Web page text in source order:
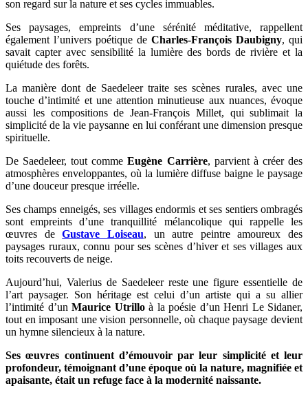
son regard sur la nature et ses cycles immuables.
Ses paysages, empreints d’une sérénité méditative, rappellent
également l’univers poétique de Charles-François Daubigny, qui
savait capter avec sensibilité la lumière des bords de rivière et la
quiétude des forêts.
La manière dont de Saedeleer traite ses scènes rurales, avec une
touche d’intimité et une attention minutieuse aux nuances, évoque
aussi les compositions de Jean-François Millet, qui sublimait la
simplicité de la vie paysanne en lui conférant une dimension presque
spirituelle.
De Saedeleer, tout commeEugène Carrière, parvient à créer des
atmosphères enveloppantes, où la lumière diffuse baigne le paysage
d’une douceur presque irréelle.
Ses champs enneigés, ses villages endormis et ses sentiers ombragés
sont empreints d’une tranquillité mélancolique qui rappelle les
œuvres deGustave Loiseau, un autre peintre amoureux des
paysages ruraux, connu pour ses scènes d’hiver et ses villages aux
toits recouverts de neige.
Aujourd’hui, Valerius de Saedeleer reste une figure essentielle de
l’art paysager. Son héritage est celui d’un artiste qui a su allier
l’intimité d’un Maurice Utrilloà la poésie d’un Henri Le Sidaner,
tout en imposant une vision personnelle, où chaque paysage devient
un hymne silencieux à la nature.
Ses œuvres continuent d’émouvoir par leur simplicité et leur
profondeur, témoignant d’une époque où la nature, magnifiée et
apaisante, était un refuge face à la modernité naissante.